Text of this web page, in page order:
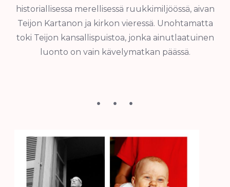
historiallisessa merellisessä ruukkimiljöössä, aivan
Teijon Kartanon ja kirkon vieressä. Unohtamatta
toki Teijon kansallispuistoa, jonka ainutlaatuinen
luonto on vain kävelymatkan päässä.